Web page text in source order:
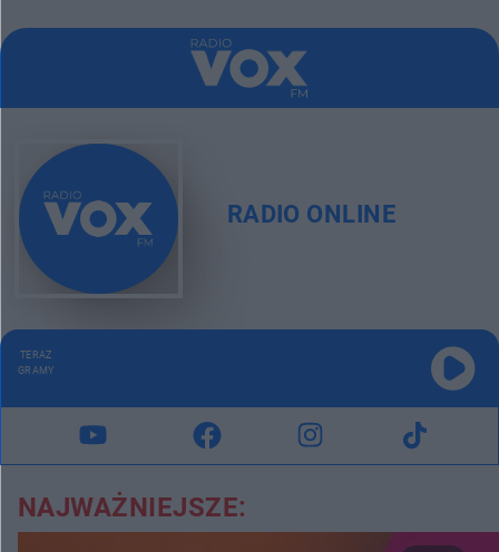
RADIO ONLINE
TERAZ
GRAMY
NAJWAŻNIEJSZE: